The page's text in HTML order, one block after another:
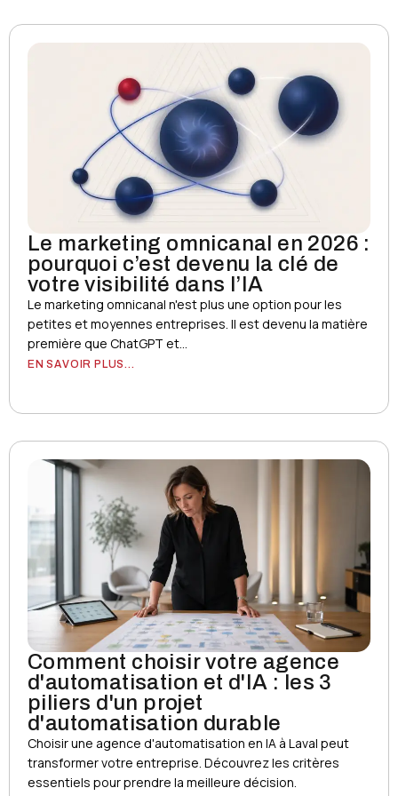
Le marketing omnicanal en 2026 :
pourquoi c’est devenu la clé de
votre visibilité dans l’IA
Le marketing omnicanal n'est plus une option pour les
petites et moyennes entreprises. Il est devenu la matière
première que ChatGPT et...
EN SAVOIR PLUS...
Comment choisir votre agence
d'automatisation et d'IA : les 3
piliers d'un projet
d'automatisation durable
Choisir une agence d'automatisation en IA à Laval peut
transformer votre entreprise. Découvrez les critères
essentiels pour prendre la meilleure décision.